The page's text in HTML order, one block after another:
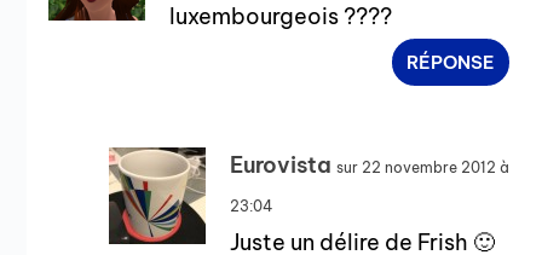
luxembourgeois ????
RÉPONSE
Eurovista sur 22 novembre 2012 à
23:04
Juste un délire de Frish 🙂